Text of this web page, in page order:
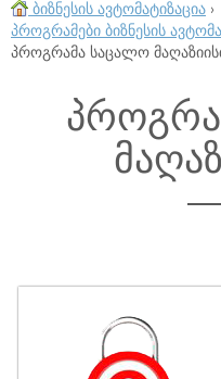
ბიზნესის ავტომატიზაცია ›
პროგრამები ბიზნესის
პროგრამა საცალო